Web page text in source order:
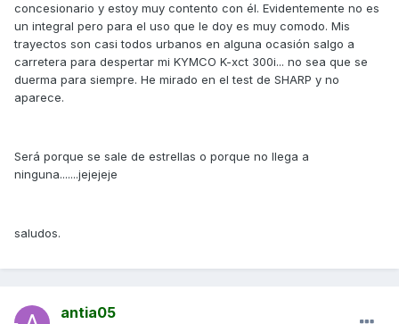
concesionario y estoy muy contento con él. Evidentemente no es
un integral pero para el uso que le doy es muy comodo. Mis
trayectos son casi todos urbanos en alguna ocasión salgo a
carretera para despertar mi KYMCO K-xct 300i... no sea que se
duerma para siempre. He mirado en el test de SHARP y no
aparece.
Será porque se sale de estrellas o porque no llega a
ninguna.......jejejeje
saludos.
antia05